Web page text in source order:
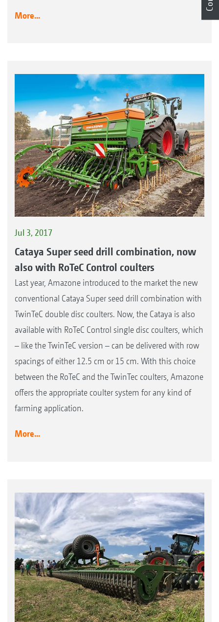
More...
Jul 3, 2017
Cataya Super seed drill combination, now
also with RoTeC Control coulters
Last year, Amazone introduced to the market the new
conventional Cataya Super seed drill combination with
TwinTeC double disc coulters. Now, the Cataya is also
available with RoTeC Control single disc coulters, which
– like the TwinTeC version – can be delivered with row
spacings of either 12.5 cm or 15 cm. With this choice
between the RoTeC and the TwinTec coulters, Amazone
offers the appropriate coulter system for any kind of
farming application.
More...